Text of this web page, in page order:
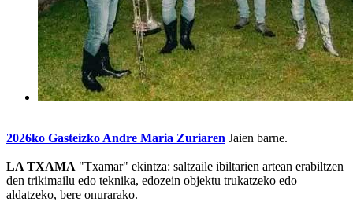
2026ko Gasteizko Andre Maria Zuriaren Jaien barne.
LA TXAMA "Txamar" ekintza: saltzaile ibiltarien artean erabiltzen
den trikimailu edo teknika, edozein objektu trukatzeko edo
aldatzeko, bere onurarako.